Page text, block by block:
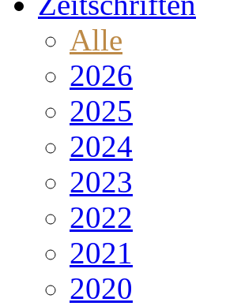
Alle
2026
2025
2024
2023
2022
2021
2020